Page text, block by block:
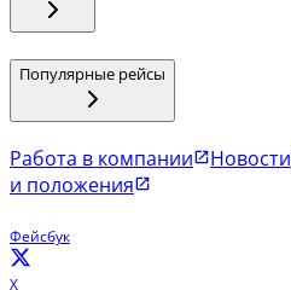
Популярные рейсы
Работа в компании Новости
и положения
Фейсбук
X